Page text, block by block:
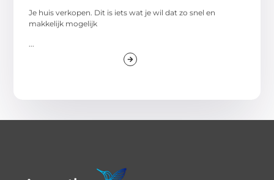
Je huis verkopen. Dit is iets wat je wil dat zo snel en
makkelijk mogelijk